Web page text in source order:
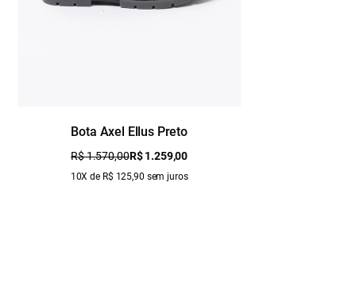
Bota Axel Ellus Preto
R$ 1.570,00R$ 1.259,00
10X de R$ 125,90 sem juros